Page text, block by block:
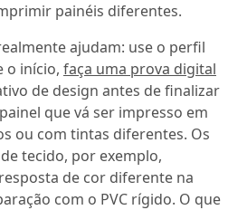
painéis diferentes.
ajudam: use o perfil
o início, faça uma prova digital
de design antes de finalizar
que vá ser impresso em
ou com tintas diferentes. Os
tecido, por exemplo,
de cor diferente na
com o PVC rígido. O que